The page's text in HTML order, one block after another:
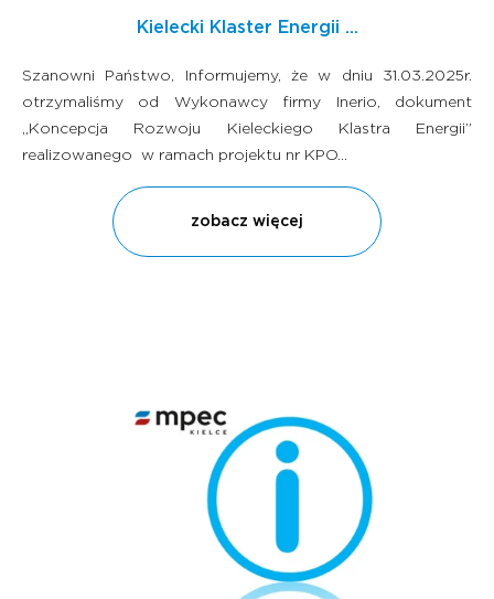
Kielecki Klaster Energii ...
Szanowni Państwo, Informujemy, że w dniu 31.03.2025r.
otrzymaliśmy od Wykonawcy firmy Inerio, dokument
„Koncepcja Rozwoju Kieleckiego Klastra Energii”
realizowanego w ramach projektu nr KPO...
zobacz więcej